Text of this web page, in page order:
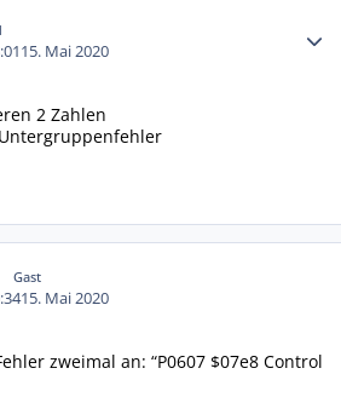
15. Mai 2020
2 Zahlen
Gast
15. Mai 2020
zweimal an: “P0607 $07e8 Control